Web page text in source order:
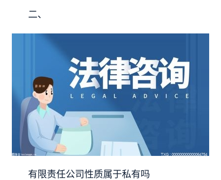
二、
有限责任公司性质属于私有吗